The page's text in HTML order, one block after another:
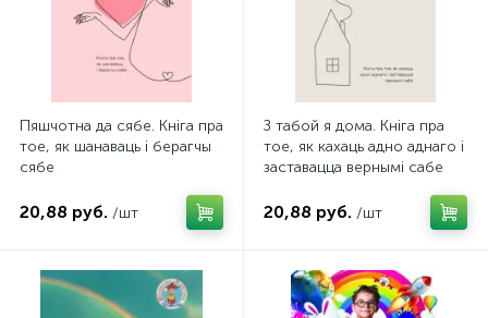
Пяшчотна да сябе. Кніга пра
тое, як шанаваць і берагчы
сябе
20,88 руб. /шт
З табой я дома. Кніга пра
тое, як кахаць адно аднаго і
заставацца вернымі сабе
20,88 руб. /шт